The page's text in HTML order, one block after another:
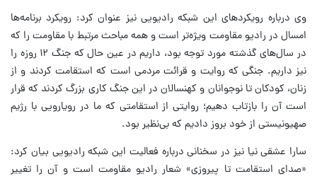
وی درباره رویکردهای این شبکه رادیویی نیز عنوان کرد: رویکرد برنامه‌ها
امسال در رادیو مقاومت ویژه‌تر است و همه مباحث مرتبط با مقاومت را که
در سال‌های گذشته مورد توجه بود، داریم در عین حال که جنگ ۱۲ روزه را
نیز داریم. جنگی که روایت و قرائت مردمی است که استقامت کردند و از
زنان، کودکان تا نوجوانان و کهنسالان در این جنگ کاری بزرگ کردند که قرار
است آن را بازتاب دهیم؛ روایتی از استقامتی که ما در رویارویی با رژیم
صهیونیستی از خود بروز دادیم که بی‌نظیر بود.
سارا عشقی نیا نیز در سخنانی درباره فعالیت این شبکه رادیویی بیان کرد:
«صدای استقامت تا پیروزی» شعار رادیو مقاومت است و آن را تغییر